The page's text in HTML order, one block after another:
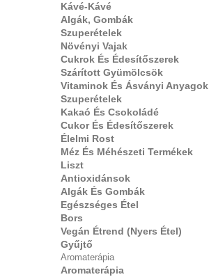
Kávé-Kávé
Algák, Gombák
Szuperételek
Növényi Vajak
Cukrok És Édesítőszerek
Szárított Gyümölcsök
Vitaminok És Ásványi Anyagok
Szuperételek
Kakaó És Csokoládé
Cukor És Édesítőszerek
Élelmi Rost
Méz És Méhészeti Termékek
Liszt
Antioxidánsok
Algák És Gombák
Egészséges Étel
Bors
Vegán Étrend (nyers Étel)
Gyűjtő
Aromaterápia
Aromaterápia